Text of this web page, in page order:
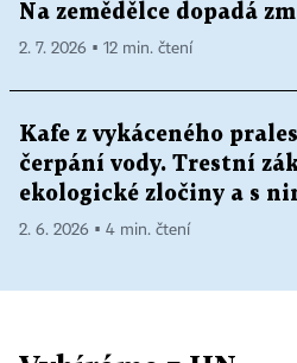
Na zemědělce dopadá
2. 7. 2026 ▪ 12 min. čtení
Kafe z vykáceného
čerpání vody. Trestní
ekologické zločiny a s
2. 6. 2026 ▪ 4 min. čtení